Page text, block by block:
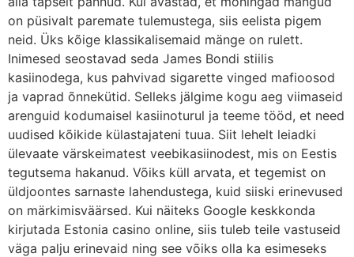
on püsivalt paremate tulemustega, siis eelista pigem
neid. Üks kõige klassikalisemaid mänge on rulett.
Inimesed seostavad seda James Bondi stiilis
kasiinodega, kus pahvivad sigarette vinged mafioosod
ja vaprad õnnekütid. Selleks jälgime kogu aeg viimaseid
arenguid kodumaisel kasiinoturul ja teeme tööd, et need
uudised kõikide külastajateni tuua. Siit lehelt leiadki
ülevaate värskeimatest veebikasiinodest, mis on Eestis
tegutsema hakanud. Võiks küll arvata, et tegemist on
üldjoontes sarnaste lahendustega, kuid siiski erinevused
on märkimisväärsed. Kui näiteks Google keskkonda
kirjutada Estonia casino online, siis tuleb teile vastuseid
väga palju erinevaid ning see võiks olla ka esimeseks